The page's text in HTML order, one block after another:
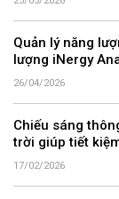
Quản lý năng
lượng iNergy
26/04/2026
Chiếu sáng
trời giúp tiết
17/02/2026